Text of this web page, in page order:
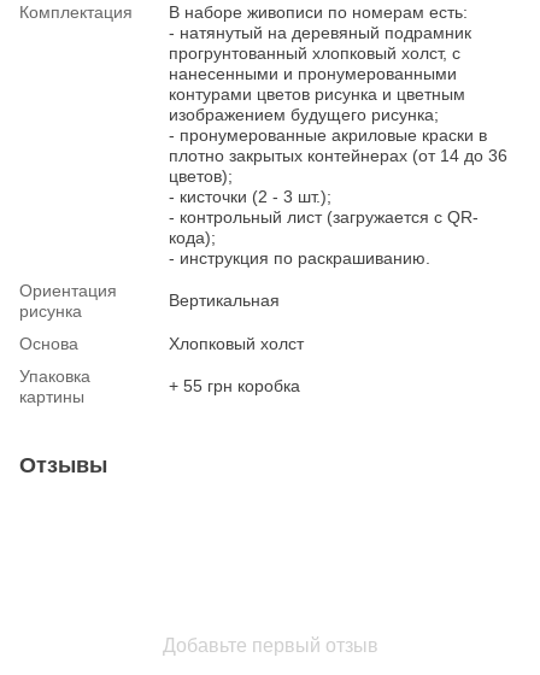
Комплектация
В наборе живописи по номерам есть:
- натянутый на деревяный подрамник
прогрунтованный хлопковый холст, с
нанесенными и пронумерованными
контурами цветов рисунка и цветным
изображением будущего рисунка;
- пронумерованные акриловые краски в
плотно закрытых контейнерах (от 14 до 36
цветов);
- кисточки (2 - 3 шт.);
- контрольный лист (загружается с QR-
кода);
- инструкция по раскрашиванию.
Ориентация
рисунка
Вертикальная
Основа
Хлопковый холст
Упаковка
картины
+ 55 грн коробка
Отзывы
Добавьте первый отзыв